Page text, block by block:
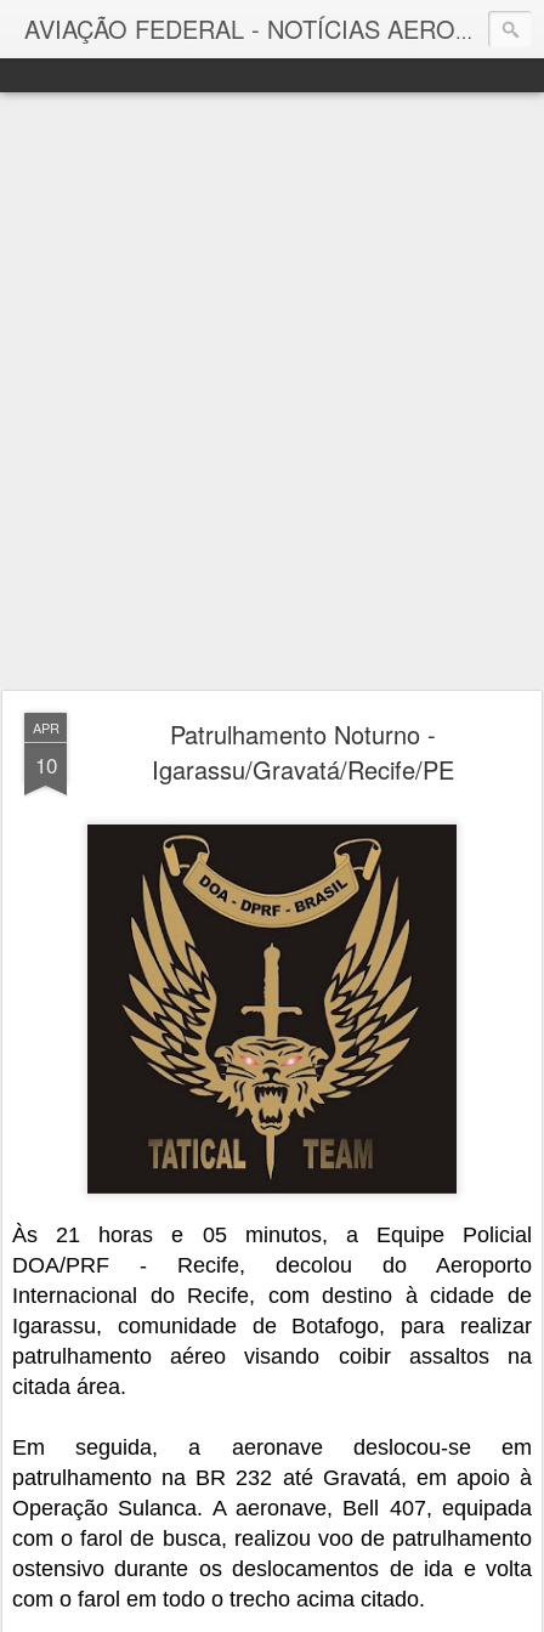
AVIAÇÃO FEDERAL - NOTÍCIAS AERONÁUTICAS & TECNOLOGIAS
Aviação Federal
APR
10
Patrulhamento Noturno -
Igarassu/Gravatá/Recife/PE
Às 21 horas e 05 minutos, a Equipe Policial
DOA/PRF - Recife, decolou do Aeroporto
Internacional do Recife, com destino à cidade de
Igarassu, comunidade de Botafogo, para realizar
patrulhamento aéreo visando coibir assaltos na
citada área.
Em seguida, a aeronave deslocou-se em
patrulhamento na BR 232 até Gravatá, em apoio à
Operação Sulanca. A aeronave, Bell 407, equipada
com o farol de busca, realizou voo de patrulhamento
ostensivo durante os deslocamentos de ida e volta
com o farol em todo o trecho acima citado.